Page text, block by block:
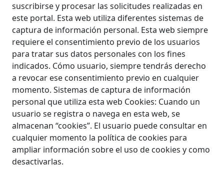
suscribirse y procesar las solicitudes realizadas en
este portal. Esta web utiliza diferentes sistemas de
captura de información personal. Esta web siempre
requiere el consentimiento previo de los usuarios
para tratar sus datos personales con los fines
indicados. Cómo usuario, siempre tendrás derecho
a revocar ese consentimiento previo en cualquier
momento. Sistemas de captura de información
personal que utiliza esta web Cookies: Cuando un
usuario se registra o navega en esta web, se
almacenan “cookies”. El usuario puede consultar en
cualquier momento la política de cookies para
ampliar información sobre el uso de cookies y como
desactivarlas.